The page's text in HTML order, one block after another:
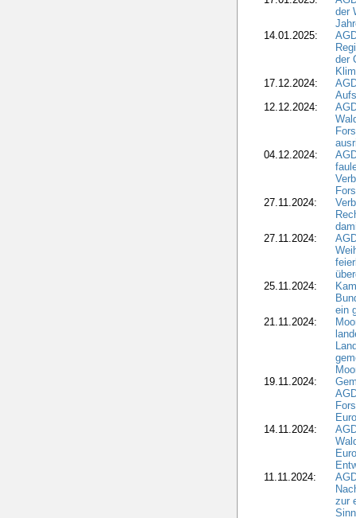
der
14.01.2025:
der
17.12.2024:
12.12.2024:
04.12.2024:
27.11.2024:
27.11.2024:
25.11.2024:
ein
21.11.2024:
19.11.2024:
14.11.2024:
11.11.2024:
zur